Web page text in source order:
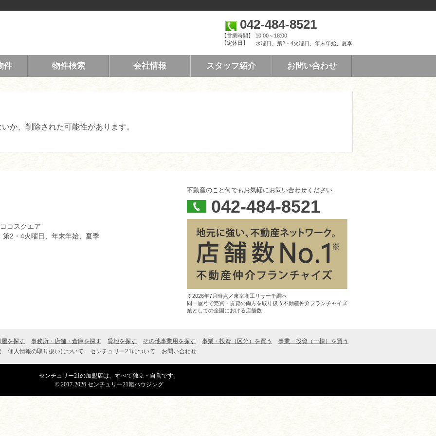
042-484-8521
【営業時間】
10:00～18:00
【定休日】
水曜日、第2・4火曜日、年末年始、夏季
件 物件検索 会社情報 スタッフ紹介 お問い合わせ
か、削除された可能性があります。
コスクエア
第2・4火曜日、年末年始、夏季
不動産のこと何でもお気軽にお問い合わせください
042-484-8521
※2026年7月時点／東京商工リサーチ調べ
同一屋号で売買・賃貸の両方を取り扱う不動産仲介フランチャイズ
業としての全国における店舗数
屋を探す 事務所・店舗・倉庫を探す 貸地を探す その他事業用を探す 事業・投資（区分）を買う
事業・投資（一棟）を買う
個人情報の取り扱いについて センチュリー21について お問い合わせ
センチュリー21の加盟店は、すべて独立・自営です。
© 2017-2026 センチュリー21旭ハウジング